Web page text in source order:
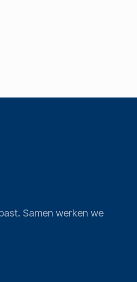
Samen werken we